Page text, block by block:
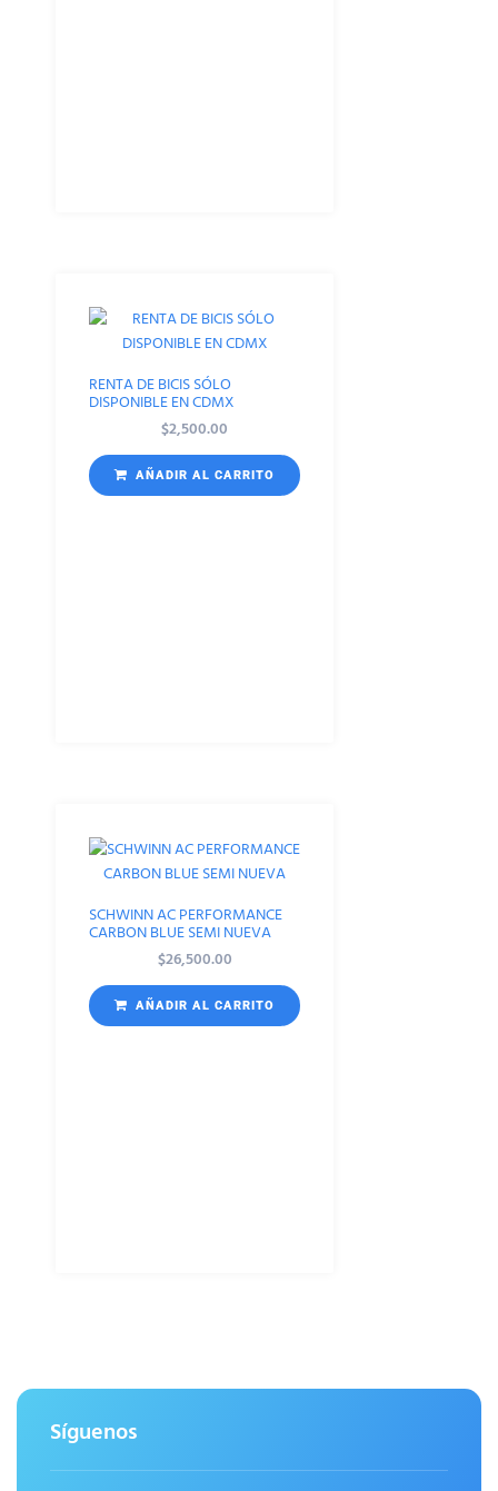
RENTA DE BICIS SÓLO
DISPONIBLE EN CDMX
$2,500.00
AÑADIR AL CARRITO
SCHWINN AC PERFORMANCE
CARBON BLUE SEMI NUEVA
$26,500.00
AÑADIR AL CARRITO
Síguenos